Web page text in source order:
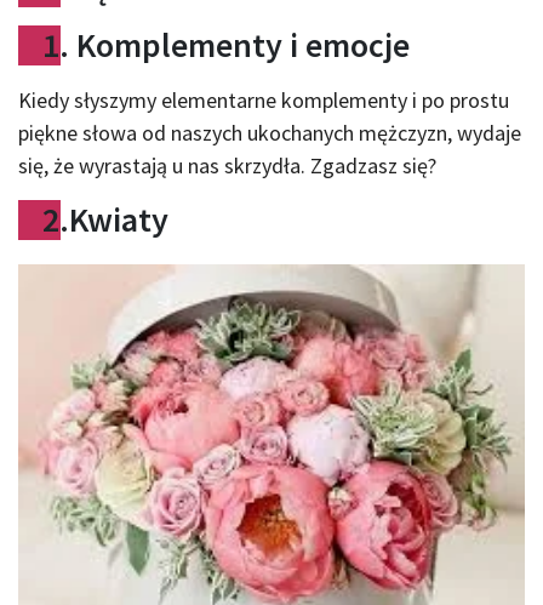
1. Komplementy i emocje
Kiedy słyszymy elementarne komplementy i po prostu
piękne słowa od naszych ukochanych mężczyzn, wydaje
się, że wyrastają u nas skrzydła. Zgadzasz się?
2.Kwiaty